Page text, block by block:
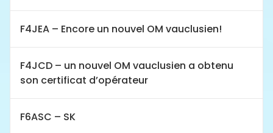
F4JEA – Encore un nouvel OM vauclusien!
F4JCD – un nouvel OM vauclusien a obtenu
son certificat d’opérateur
F6ASC – SK